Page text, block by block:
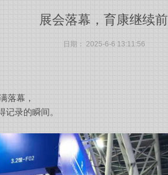
展会落幕，育康继续
日期： 2025-6-6 13:11:56
落幕，
记录的瞬间。